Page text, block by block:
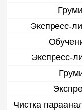
Экспресс-
Экспресс-
Чистка